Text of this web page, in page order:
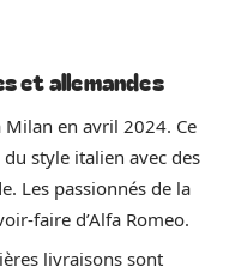
et allemandes
Milan en avril 2024. Ce
style italien avec des
Les passionnés de la
faire d’Alfa Romeo.
livraisons sont